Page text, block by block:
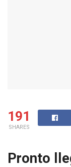
191
SHARES
Pronto